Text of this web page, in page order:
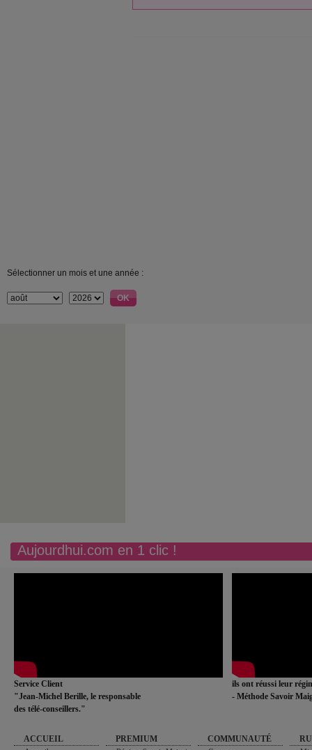
Sélectionner un mois et une année :
Aujourdhui.com en 1 clic !
Service Client
"Jean-Michel Berille, le responsable
des télé-conseillers."
ils ont réussi leur
- Méthode Savoir
ACCUEIL PREMIUM COMMUNAUTÉ